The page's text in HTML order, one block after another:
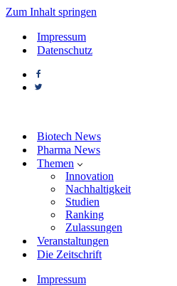
Zum Inhalt springen
Impressum
Datenschutz
Biotech News
Pharma News
Themen
Innovation
Nachhaltigkeit
Studien
Ranking
Zulassungen
Veranstaltungen
Die Zeitschrift
Impressum